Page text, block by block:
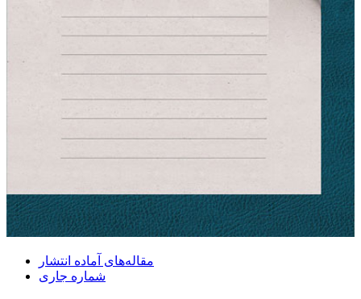
مقاله‌های آماده انتشار
شماره جاری